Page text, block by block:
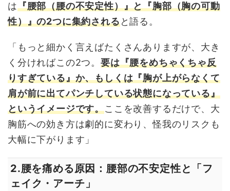
は『腰部（腰の不安定性）』と『胸部（胸の可動
性）』の2つに集約されると語る。
「もっと細かく言えばたくさんありますが、大き
く分ければこの2つ。要は『腰をめちゃくちゃ反
りすぎている』か、もしくは『胸が上がらなくて
肩が前に出てパンチしている状態になっている』
というイメージです。ここを改善するだけで、大
胸筋への効き方は劇的に変わり、怪我のリスクも
大幅に下がります」
2.腰を痛める原因：腰部の不安定性と「フ
ェイク・アーチ」